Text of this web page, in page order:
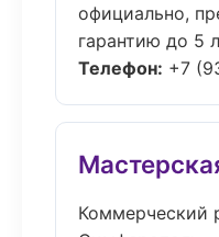
официально,
гарантию до 5
Телефон: +7
Коммерческий